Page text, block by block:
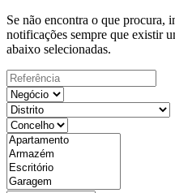
Se não encontra o que procura,
notificações sempre que existir
abaixo selecionadas.